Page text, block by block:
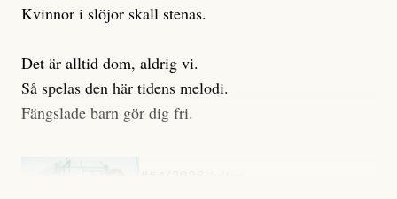
Kvinnor i slöjor skall stenas.
Det är alltid dom, aldrig vi.
Så spelas den här tidens melodi.
Fängslade barn gör dig fri.